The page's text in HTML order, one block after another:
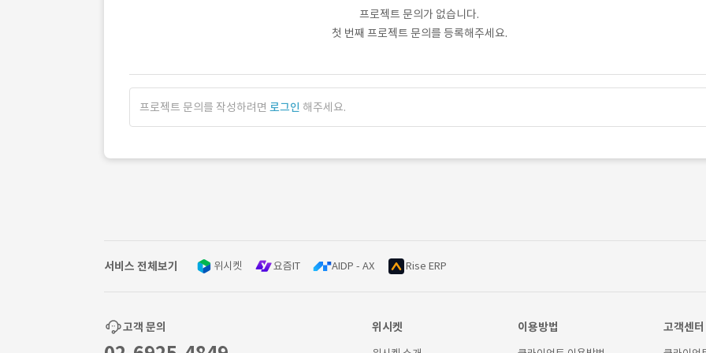
프로젝트 문의가 없습니다.
첫 번째 프로젝트 문의를 등록해주세요.
프로젝트 문의를 작성하려면 로그인 해주세요.
서비스 전체보기 위시켓 요즘IT AIDP - AX Rise ERP
고객 문의 위시켓 이용방법 고객센터